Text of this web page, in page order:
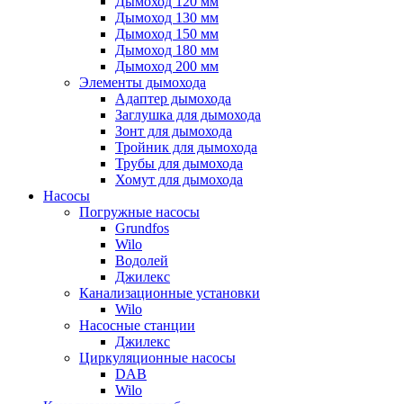
Дымоход 130 мм
Дымоход 150 мм
Дымоход 180 мм
Дымоход 200 мм
Элементы дымохода
Адаптер дымохода
Заглушка для дымохода
Зонт для дымохода
Тройник для дымохода
Трубы для дымохода
Хомут для дымохода
Насосы
Погружные насосы
Grundfos
Wilo
Водолей
Джилекс
Канализационные установки
Wilo
Насосные станции
Джилекс
Циркуляционные насосы
DAB
Wilo